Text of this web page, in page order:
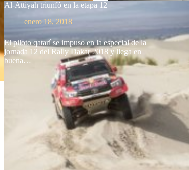
Al-Attiyah triunfó en la etapa 12
enero 18, 2018
El piloto qatarí se impuso en la especial de la
jornada 12 del Rally Dakar 2018 y llega en
buena…